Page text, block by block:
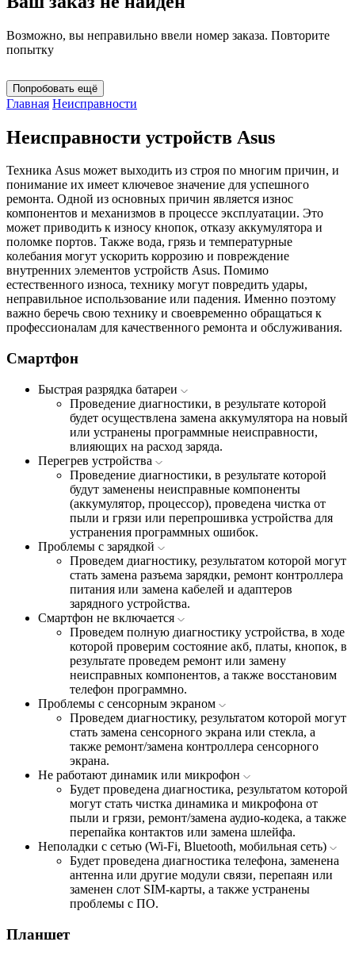
Возможно, вы неправильно ввели номер заказа. Повторите
попытку
Попробовать ещё
Главная Неисправности
Неисправности устройств Asus
Техника Asus может выходить из строя по многим причин, и
понимание их имеет ключевое значение для успешного
ремонта. Одной из основных причин является износ
компонентов и механизмов в процессе эксплуатации. Это
может приводить к износу кнопок, отказу аккумулятора и
поломке портов. Также вода, грязь и температурные
колебания могут ускорить коррозию и повреждение
внутренних элементов устройств Asus. Помимо
естественного износа, технику могут повредить удары,
неправильное использование или падения. Именно поэтому
важно беречь свою технику и своевременно обращаться к
профессионалам для качественного ремонта и обслуживания.
Смартфон
Быстрая разрядка батареи
Проведение диагностики, в результате которой
будет осуществлена замена аккумулятора на новый
или устранены программные неисправности,
влияющих на расход заряда.
Перегрев устройства
Проведение диагностики, в результате которой
будут заменены неисправные компоненты
(аккумулятор, процессор), проведена чистка от
пыли и грязи или перепрошивка устройства для
устранения программных ошибок.
Проблемы с зарядкой
Проведем диагностику, результатом которой могут
стать замена разъема зарядки, ремонт контроллера
питания или замена кабелей и адаптеров
зарядного устройства.
Смартфон не включается
Проведем полную диагностику устройства, в ходе
которой проверим состояние акб, платы, кнопок, в
результате проведем ремонт или замену
неисправных компонентов, а также восстановим
телефон программно.
Проблемы с сенсорным экраном
Проведем диагностику, результатом которой могут
стать замена сенсорного экрана или стекла, а
также ремонт/замена контроллера сенсорного
экрана.
Не работают динамик или микрофон
Будет проведена диагностика, результатом которой
могут стать чистка динамика и микрофона от
пыли и грязи, ремонт/замена аудио-кодека, а также
перепайка контактов или замена шлейфа.
Неполадки с сетью (Wi-Fi, Bluetooth, мобильная сеть)
Будет проведена диагностика телефона, заменена
антенна или другие модули связи, перепаян или
заменен слот SIM-карты, а также устранены
проблемы с ПО.
Планшет